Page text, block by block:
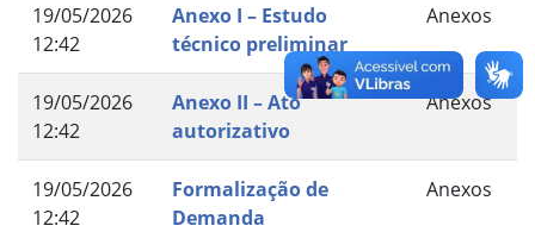
19/05/2026
12:42
Anexo I – Estudo
técnico preliminar
Anexos
19/05/2026
12:42
Anexo II – Ato
autorizativo
Anexos
19/05/2026
12:42
Formalização de
Demanda
Anexos